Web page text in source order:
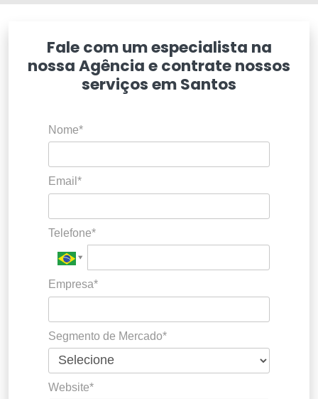
Fale com um especialista na
nossa Agência e contrate nossos
serviços em Santos
Nome*
Email*
Telefone*
Empresa*
Segmento de Mercado*
Website*